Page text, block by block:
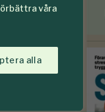
våra
alla